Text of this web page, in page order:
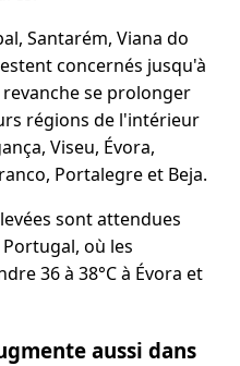
Santarém, Viana do
concernés jusqu'à
se prolonger
régions de l'intérieur
Viseu, Évora,
Portalegre et Beja.
sont attendues
où les
36 à 38°C à Évora et
aussi dans